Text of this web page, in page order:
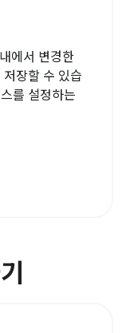
에서 변경한
장할 수 있습
를 설정하는